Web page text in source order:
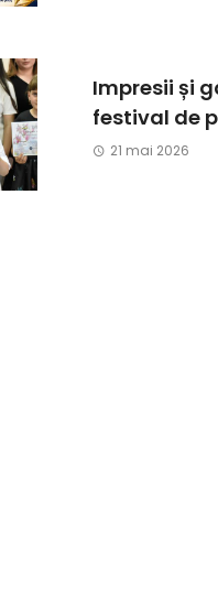
Impresii și
festival de
21 mai 2026